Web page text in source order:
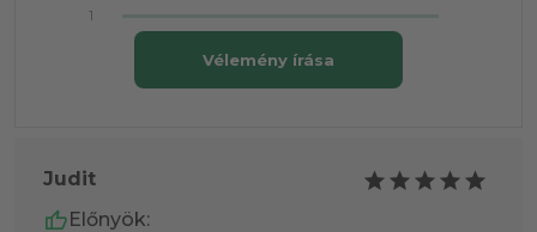
1
Vélemény írása
Judit
Előnyök: